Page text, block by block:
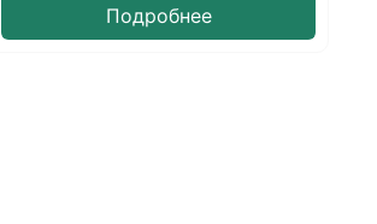
Подробнее